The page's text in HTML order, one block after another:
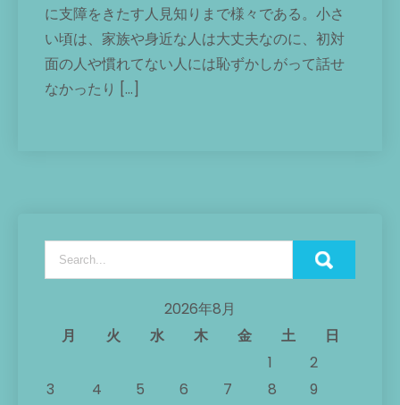
に支障をきたす人見知りまで様々である。小さ
い頃は、家族や身近な人は大丈夫なのに、初対
面の人や慣れてない人には恥ずかしがって話せ
なかったり […]
2026年8月
月
火 水 木 金 土
日
1
2
3
4 5 6 7 8
9